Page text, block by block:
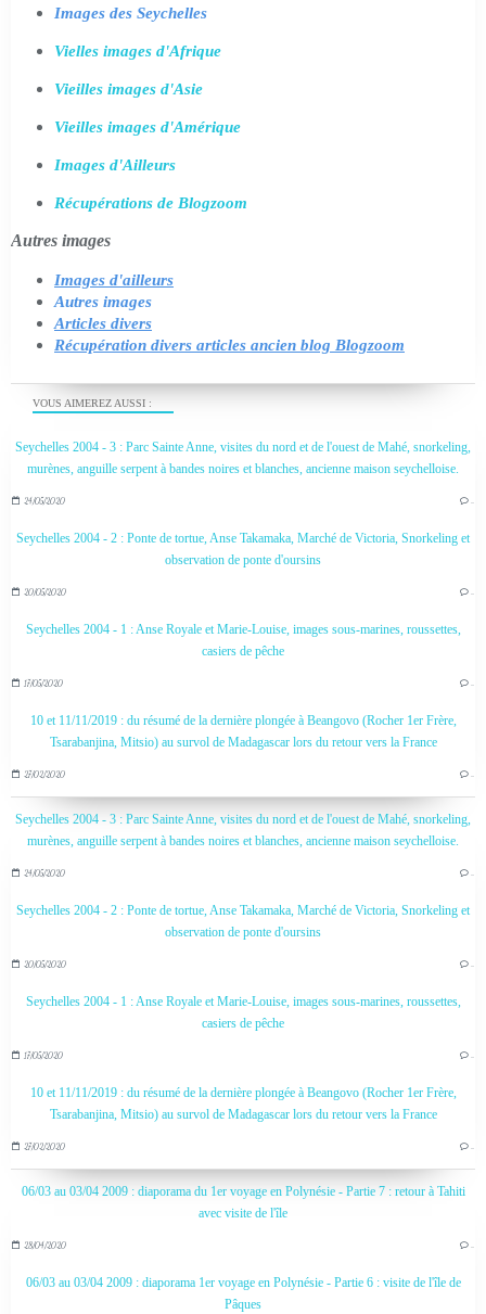
VOUS AIMEREZ AUSSI :
Seychelles 2004 - 3 : Parc Sainte Anne, visites du nord et de l'ouest de Mahé, snorkeling,
murènes, anguille serpent à bandes noires et blanches, ancienne maison seychelloise.
24/05/2020 …
Seychelles 2004 - 2 : Ponte de tortue, Anse Takamaka, Marché de Victoria, Snorkeling et
observation de ponte d'oursins
20/05/2020 …
Seychelles 2004 - 1 : Anse Royale et Marie-Louise, images sous-marines, roussettes,
casiers de pêche
17/05/2020 …
10 et 11/11/2019 : du résumé de la dernière plongée à Beangovo (Rocher 1er Frère,
Tsarabanjina, Mitsio) au survol de Madagascar lors du retour vers la France
27/02/2020 …
Seychelles 2004 - 3 : Parc Sainte Anne, visites du nord et de l'ouest de Mahé, snorkeling,
murènes, anguille serpent à bandes noires et blanches, ancienne maison seychelloise.
24/05/2020 …
Seychelles 2004 - 2 : Ponte de tortue, Anse Takamaka, Marché de Victoria, Snorkeling et
observation de ponte d'oursins
20/05/2020 …
Seychelles 2004 - 1 : Anse Royale et Marie-Louise, images sous-marines, roussettes,
casiers de pêche
17/05/2020 …
10 et 11/11/2019 : du résumé de la dernière plongée à Beangovo (Rocher 1er Frère,
Tsarabanjina, Mitsio) au survol de Madagascar lors du retour vers la France
27/02/2020 …
06/03 au 03/04 2009 : diaporama du 1er voyage en Polynésie - Partie 7 : retour à Tahiti
avec visite de l'île
28/04/2020 …
06/03 au 03/04 2009 : diaporama 1er voyage en Polynésie - Partie 6 : visite de l'île de
Pâques
Images des Seychelles
Vielles images d'Afrique
Vieilles images d'Asie
Vieilles images d'Amérique
Images d'Ailleurs
Récupérations de Blogzoom
Autres images
Images d'ailleurs
Autres images
Articles divers
Récupération divers articles ancien blog Blogzoom